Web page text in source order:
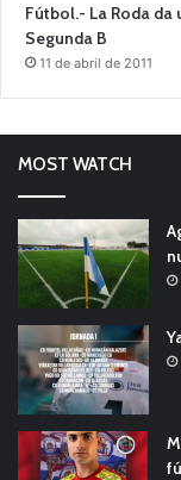
Fútbol.- La Roda
Segunda B
11 de abril de 2011
MOST WATCH